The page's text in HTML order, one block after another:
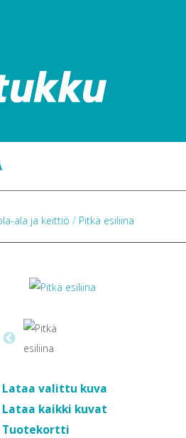
ala ja keittiö / Pitkä esiliina
Lataa valittu kuva
Lataa kaikki kuvat
Tuotekortti